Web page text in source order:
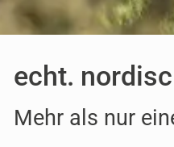
echt.
Mehr als nur